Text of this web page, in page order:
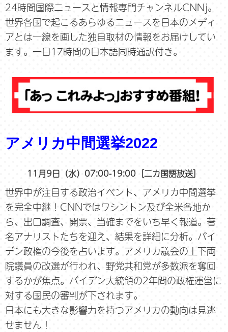
24時間国際ニュースと情報専門チャンネルCNNj。
世界各国で起こるあらゆるニュースを日本のメディ
アとは一線を画した独自取材の情報をお届けしてい
ます。一日17時間の日本語同時通訳付き。
アメリカ中間選挙2022
11月9日（水）07:00-19:00［二カ国語放送］
世界中が注目する政治イベント、アメリカ中間選挙
を完全中継！CNNではワシントン及び全米各地か
ら、出口調査、開票、当確までをいち早く報道。著
名アナリストたちを迎え、結果を詳細に分析。バイ
デン政権の今後を占います。アメリカ議会の上下両
院議員の改選が行われ、野党共和党が多数派を奪回
するかが焦点。バイデン大統領の2年間の政権運営に
対する国民の審判が下されます。
日本にも大きな影響力を持つアメリカの動向は見逃
せません！